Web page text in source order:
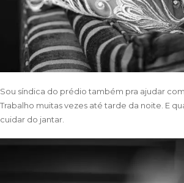
Sou síndica do prédio também pra ajudar
Trabalho muitas vezes até tarde da noite. E
cuidar do jantar.